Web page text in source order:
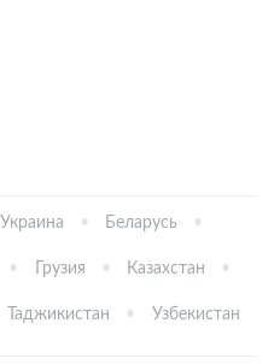
Украина Беларусь
Грузия Казахстан
Таджикистан Узбекистан